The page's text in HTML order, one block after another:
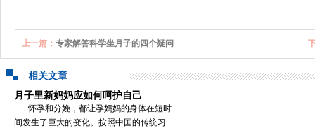
上一篇： 专家解答科学坐月子的四个疑问
相关文章
月子里新妈妈应如何呵护自己
怀孕和分娩，都让孕妈妈的身体在短时
间发生了巨大的变化。按照中国的传统习